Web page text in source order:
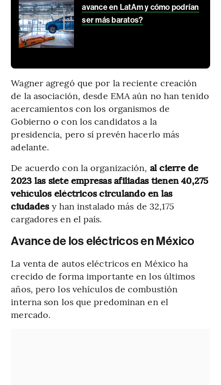
avance en LatAm y cómo podrían
ser más baratos?
Wagner agregó que por la reciente creación
de la asociación, desde EMA aún no han tenido
acercamientos con los organismos de
Gobierno o con los candidatos a la
presidencia, pero sí prevén hacerlo más
adelante.
De acuerdo con la organización, al cierre de
2023 las siete empresas afiliadas tienen 40,275
vehículos eléctricos circulando en las
ciudades y han instalado más de 32,175
cargadores en el país.
Avance de los eléctricos en México
La venta de autos eléctricos en México ha
crecido de forma importante en los últimos
años, pero los vehículos de combustión
interna son los que predominan en el
mercado.